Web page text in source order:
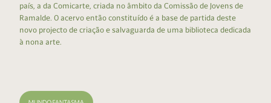
país, a da Comicarte, criada no âmbito da Comissão de Jovens de
Ramalde. O acervo então constituído é a base de partida deste
novo projecto de criação e salvaguarda de uma biblioteca dedicada
à nona arte.